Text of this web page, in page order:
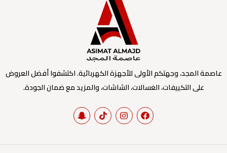
عاصمة المجد، وجهتكم الأولى للأجهزة الكهربائية. اكتشفوا أفضل العروض
على التكييفات، الغسالات، الشاشات، والمزيد مع ضمان الجودة.